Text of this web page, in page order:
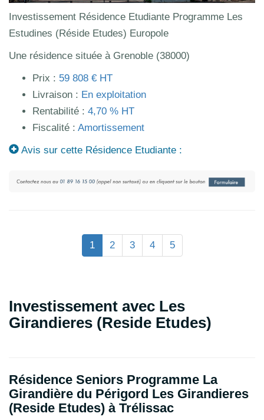
Investissement Résidence Etudiante Programme Les
Estudines (Réside Etudes) Europole
Une résidence située à Grenoble (38000)
Prix : 59 808 € HT
Livraison : En exploitation
Rentabilité : 4,70 % HT
Fiscalité : Amortissement
Avis sur cette Résidence Etudiante :
1 2 3 4 5
Investissement avec Les
Girandieres (Reside Etudes)
Résidence Seniors Programme La
Girandière du Périgord Les Girandieres
(Reside Etudes) à Trélissac